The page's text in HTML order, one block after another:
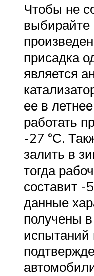
Чтобы не
выбирайте
присадка
является
ее в
работать
-27 °С.
залить в
тогда
составит -
данные
получены